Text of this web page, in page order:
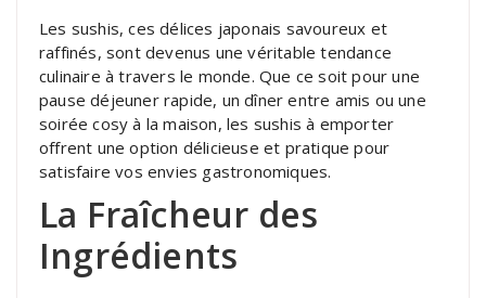
Les sushis, ces délices japonais savoureux et
raffinés, sont devenus une véritable tendance
culinaire à travers le monde. Que ce soit pour une
pause déjeuner rapide, un dîner entre amis ou une
soirée cosy à la maison, les sushis à emporter
offrent une option délicieuse et pratique pour
satisfaire vos envies gastronomiques.
La Fraîcheur des
Ingrédients